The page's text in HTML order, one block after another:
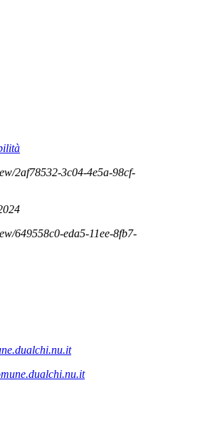
2af78532-3c04-4e5a-98cf-
649558c0-eda5-11ee-8fb7-